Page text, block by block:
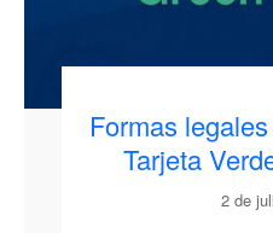
Formas
Tarjeta
2 de